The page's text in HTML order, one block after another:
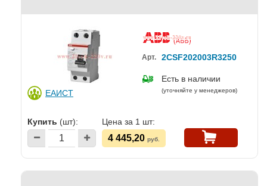
ЕАИСТ
Арт. 2CSF202003R3250
Есть в наличии
(уточняйте у менеджеров)
Купить (шт): Цена за 1 шт:
4 445,20 руб.